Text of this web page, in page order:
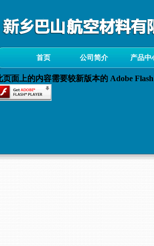
首页 公司简介 产品中
页面上的内容需要较新版本的 Adobe Flash